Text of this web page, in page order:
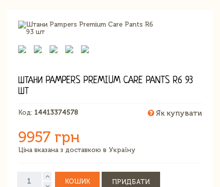
ШТАНИ PAMPERS PREMIUM CARE PANTS R6 93
ШТ
Код: 14413374578 Як купувати
9957 грн
Ціна вказана з доставкою в Україну
КОШИК ПРИДБАТИ